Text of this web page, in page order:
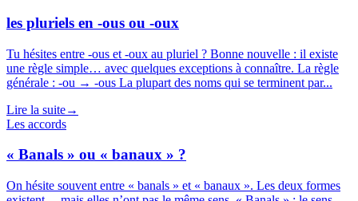
les pluriels en -ous ou -oux
Tu hésites entre -ous et -oux au pluriel ? Bonne nouvelle : il existe
une règle simple… avec quelques exceptions à connaître. La règle
générale : -ou → -ous La plupart des noms qui se terminent par...
Lire la suite→
Les accords
« Banals » ou « banaux » ?
On hésite souvent entre « banals » et « banaux ». Les deux formes